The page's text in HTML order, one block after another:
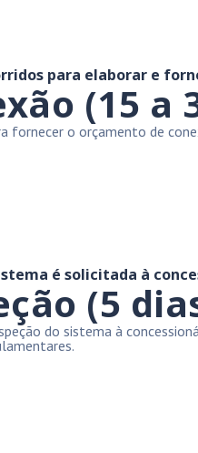
para elaborar e
(15 a
fornecer o orçamento de
é solicitada à
(5
do sistema à